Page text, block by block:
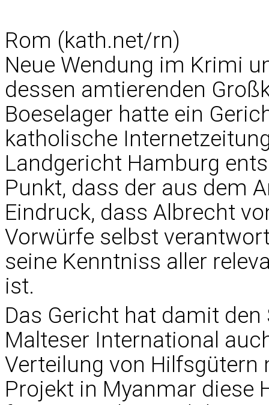
Rom (kath.net/rn)
Neue Wendung im Krimi
dessen amtierenden
Boeselager hatte ein
katholische
Landgericht Hamburg
Punkt, dass der aus dem
Eindruck, dass Albrecht
Vorwürfe selbst
seine Kenntniss aller
ist.
Das Gericht hat damit
Malteser International
Verteilung von
Projekt in Myanmar diese